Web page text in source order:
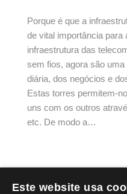
Porque é que a
de vital importância para
infraestrutura das
sem fios, agora são
diária, dos negócios e
Estas torres permitem-
uns com os outros
etc. De modo a…
Este website usa